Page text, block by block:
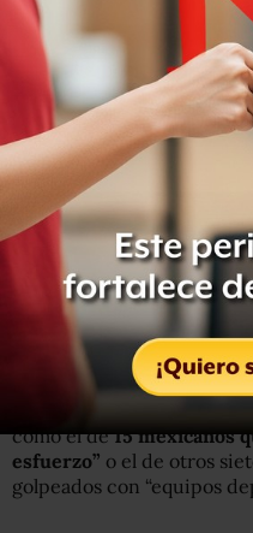
Pero en el registro del
2013 en donde la persona
mordeduras de un
son las entidades en
este tipo de reptiles
fatales.
Más extraño es el caso
oficial de muertefue el
. Si los dinosaurios
más sencillo de explicar
responsables debieron
algo de un tamaño
como el de15 mexicanos
esfuerzo” o el de otros
golpeados con “equipos